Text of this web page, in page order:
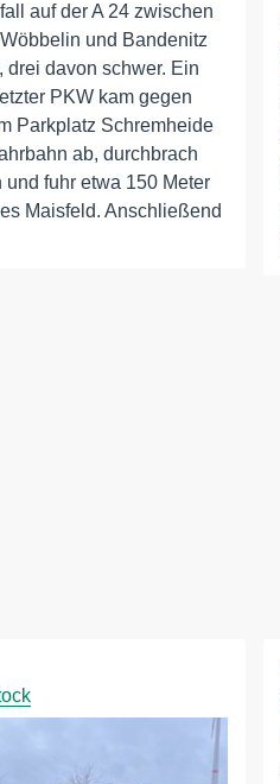
auf der A 24 zwischen
und Bandenitz
drei davon schwer. Ein
PKW kam gegen
Parkplatz Schremheide
ab, durchbrach
fuhr etwa 150 Meter
Maisfeld. Anschließend